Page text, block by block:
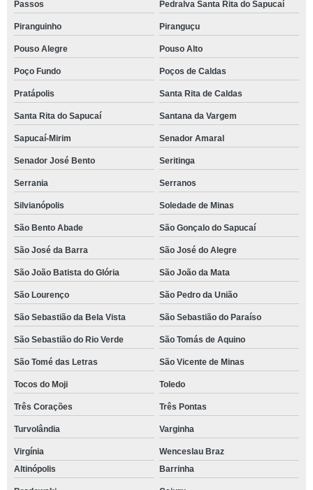
Passos Pedralva Santa Rita do Sapucaí
Piranguinho Piranguçu
Pouso Alegre Pouso Alto
Poço Fundo Poços de Caldas
Pratápolis Santa Rita de Caldas
Santa Rita do Sapucaí Santana da Vargem
Sapucaí-Mirim Senador Amaral
Senador José Bento Seritinga
Serrania Serranos
Silvianópolis Soledade de Minas
São Bento Abade São Gonçalo do Sapucaí
São José da Barra São José do Alegre
São João Batista do Glória São João da Mata
São Lourenço São Pedro da União
São Sebastião da Bela Vista São Sebastião do Paraíso
São Sebastião do Rio Verde São Tomás de Aquino
São Tomé das Letras São Vicente de Minas
Tocos do Moji Toledo
Três Corações Três Pontas
Turvolândia Varginha
Virgínia
Wenceslau Braz
Altinópolis
Barrinha